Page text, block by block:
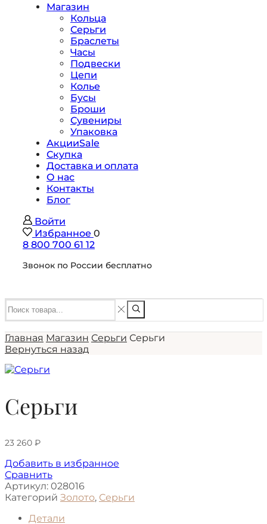
Магазин
Кольца
Серьги
Браслеты
Часы
Подвески
Цепи
Колье
Бусы
Броши
Сувениры
Упаковка
АкцииSale
Скупка
Доставка и оплата
О нас
Контакты
Блог
Войти
Избранное 0
8 800 700 61 12
Звонок по России бесплатно
Главная Магазин Серьги Серьги
Вернуться назад
Серьги
23 260 ₽
Добавить в избранное
Сравнить
Артикул: 028016
Категорий Золото, Серьги
Детали